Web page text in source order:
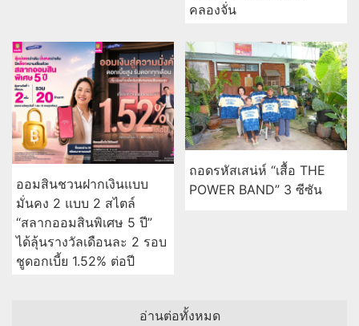
คลองจั่น
ออมสินชวนฝากเงินแบบ
มั่นคง 2 แบบ 2 สไตล์
“สลากออมสินพิเศษ 5 ปี”
ได้ลุ้นรางวัลเดือนละ 2 รอบ
ชูดอกเบี้ย 1.52% ต่อปี
ถอดรหัสเสน่ห์ “เสื้อ THE
POWER BAND” 3 ซีซัน
อ่านต่อทั้งหมด